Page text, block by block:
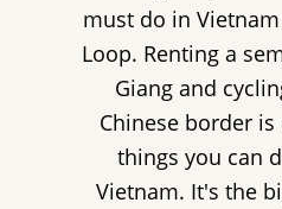
must do in
Loop. Renting a
Giang and
Chinese border
things you can
Vietnam. It's the